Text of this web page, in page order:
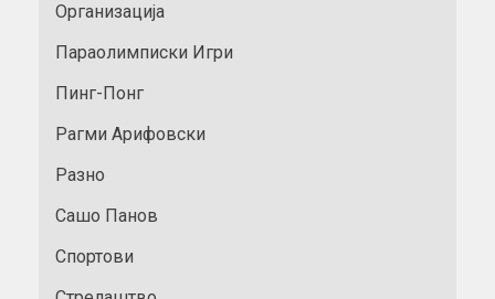
Организација
Параолимписки Игри
Пинг-Понг
Рагми Арифовски
Разно
Сашо Панов
Спортови